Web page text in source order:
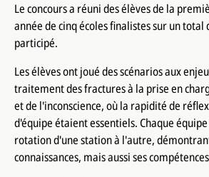
Le concours a réuni des élèves de la
année de cinq écoles finalistes sur un total
participé.
Les élèves ont joué des scénarios aux
traitement des fractures à la prise en
et de l'inconscience, où la rapidité de
d'équipe étaient essentiels. Chaque
rotation d'une station à l'autre,
connaissances, mais aussi ses